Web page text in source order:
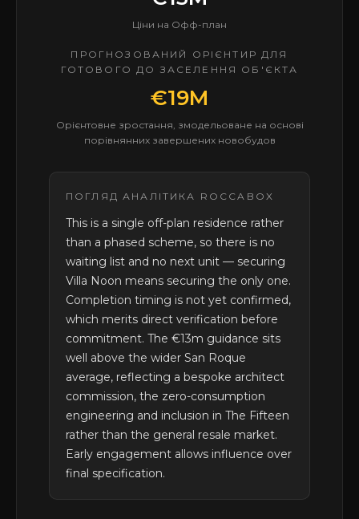
Ціни на Офф-план
ПРОГНОЗОВАНИЙ ОРІЄНТИР ДЛЯ
ГОТОВОГО ДО ЗАСЕЛЕННЯ ОБ'ЄКТА
€19M
Орієнтовне зростання, змодельоване на основі
порівнянних завершених новобудов
ПОГЛЯД АНАЛІТИКА ROCCABOX
This is a single off-plan residence rather
than a phased scheme, so there is no
waiting list and no next unit — securing
Villa Noon means securing the only one.
Completion timing is not yet confirmed,
which merits direct verification before
commitment. The €13m guidance sits
well above the wider San Roque
average, reflecting a bespoke architect
commission, the zero-consumption
engineering and inclusion in The Fifteen
rather than the general resale market.
Early engagement allows influence over
final specification.